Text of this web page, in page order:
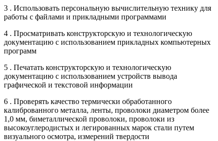
3 . Использовать персональную вычислительную технику для
работы с файлами и прикладными программами
4 . Просматривать конструкторскую и технологическую
документацию с использованием прикладных компьютерных
программ
5 . Печатать конструкторскую и технологическую
документацию с использованием устройств вывода
графической и текстовой информации
6 . Проверять качество термически обработанного
калиброванного металла, ленты, проволоки диаметром более
1,0 мм, биметаллической проволоки, проволоки из
высокоуглеродистых и легированных марок стали путем
визуального осмотра, измерений твердости